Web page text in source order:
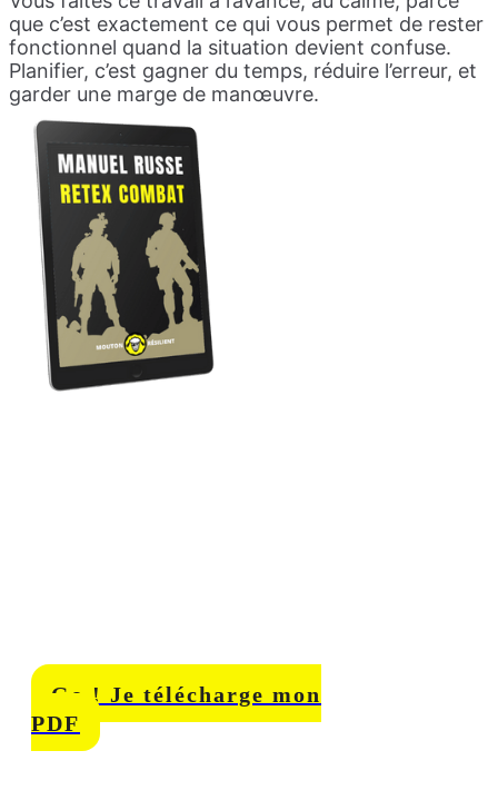
que c’est exactement ce qui vous permet de rester
fonctionnel quand la situation devient confuse.
Planifier, c’est gagner du temps, réduire l’erreur, et
garder une marge de manœuvre.
Go ! Je télécharge mon
PDF